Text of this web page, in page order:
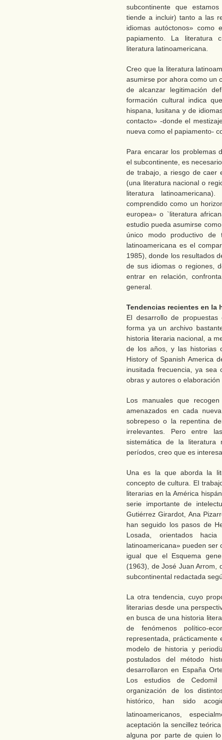
subcontinente que
tiende a incluir) tanto a las
idiomas autóctonos» como
papiamento. La literatura
literatura latinoamericana.
Creo que la literatura
asumirse por ahora como un
de alcanzar legitimación
formación cultural indica
hispana, lusitana y de
contacto» -donde el
nueva como el papiamento-
Para encarar los problemas
el subcontinente, es
de trabajo, a riesgo de caer
(una literatura nacional o
literatura
comprendido como un
europea» o `literatura
estudio pueda asumirse
único modo productivo
latinoamericana es el
1985), donde los resultados
de sus idiomas o regiones,
entrar en relación,
general.
Tendencias recientes en la
El desarrollo de propuestas
forma ya un archivo
historia literaria nacional, a
de los años, y las historias
History of Spanish America
inusitada frecuencia, ya sea
obras y autores o
Los manuales que
amenazados en cada
sobrepeso o la repentina
irrelevantes. Pero entre
sistemática de la literatura
períodos, creo que es
Una es la que aborda la
concepto de cultura. El
literarias en la América
serie importante de
Gutiérrez Girardot, Ana
han seguido los pasos de
Losada, orientados
latinoamericana» pueden ser
igual que el Esquema
(1963), de José Juan Arrom,
subcontinental redactada
La otra tendencia, cuyo
literarias desde una
en busca de una historia
de fenómenos político-
representada, prácticamente
modelo de historia y
postulados del método
desarrollaron en España
Los estudios de Cedomil
organización de los
histórico, han sido
latinoamericanos,
aceptación la sencillez
alguna por parte de quien